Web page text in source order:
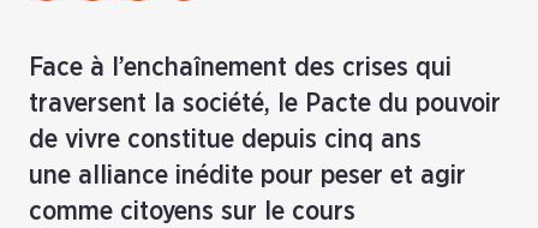
Face à l’enchaînement des crises qui
traversent la société, le Pacte du pouvoir
de vivre constitue depuis cinq ans
une alliance inédite pour peser et agir
comme citoyens sur le cours